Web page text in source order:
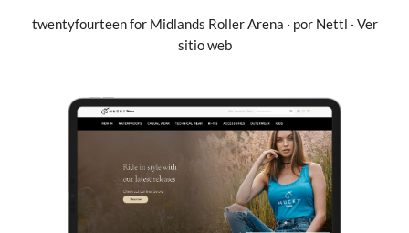
twentyfourteen for Midlands Roller Arena · por Nettl · Ver
sitio web